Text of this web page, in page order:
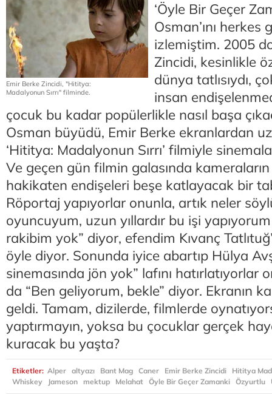
Emir Berke Zincidi, "Hititya:
Madalyonun Sırrı" filminde.
‘Öyle Bir Geçer
Osman’ını
izlemiştim. 2005
Zincidi, kesinlikle
dünya tatlısıydı,
insan
çocuk bu kadar popülerlikle nasıl başa
Osman büyüdü, Emir Berke ekranlardan
‘Hititya: Madalyonun Sırrı’ filmiyle
Ve geçen gün filmin galasında
hakikaten endişeleri beşe katlayacak bir
Röportaj yapıyorlar onunla, artık neler
oyuncuyum, uzun yıllardır bu işi
rakibim yok” diyor, efendim Kıvanç
öyle diyor. Sonunda iyice abartıp Hülya
sinemasında jön yok” lafını hatırlatıyorlar
da “Ben geliyorum, bekle” diyor. Ekranın
geldi. Tamam, dizilerde, filmlerde
yaptırmayın, yoksa bu çocuklar gerçek
kuracak bu yaşta?
Etiketler: Alper altyazı Bant Mag Caner Emir Berke Zincidi
Hititya
Whiskey
Jameson mektup Melahat Öyle Bir Geçer Zamanki Özyurtlu